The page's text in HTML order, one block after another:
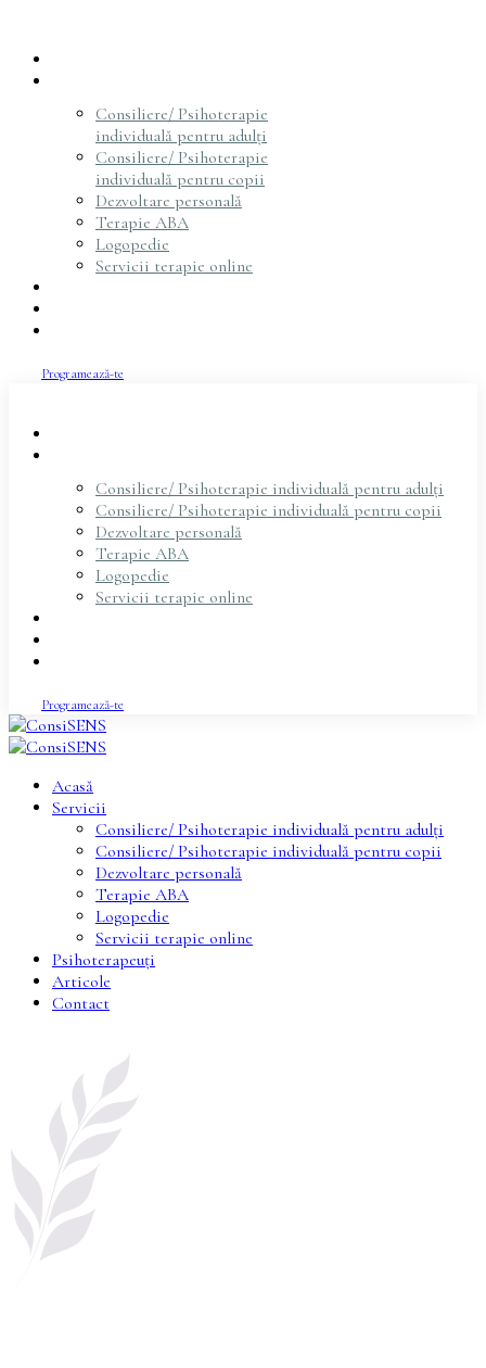
Consiliere/ Psihoterapie
individuală pentru adulți
Consiliere/ Psihoterapie
individuală pentru copii
Dezvoltare personală
Terapie ABA
Logopedie
Servicii terapie online
Programează-te
Consiliere/ Psihoterapie individuală pentru adulți
Consiliere/ Psihoterapie individuală pentru copii
Dezvoltare personală
Terapie ABA
Logopedie
Servicii terapie online
Programează-te
Acasă
Servicii
Consiliere/ Psihoterapie individuală pentru adulți
Consiliere/ Psihoterapie individuală pentru copii
Dezvoltare personală
Terapie ABA
Logopedie
Servicii terapie online
Psihoterapeuți
Articole
Contact